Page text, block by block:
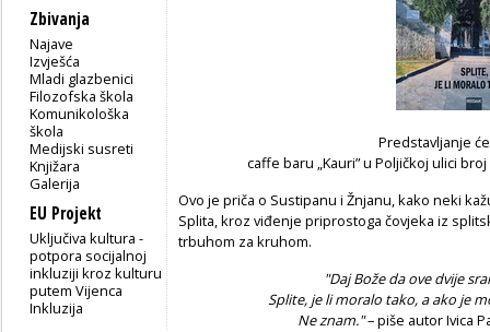
Zbivanja
Najave
Izvješća
Mladi glazbenici
Filozofska škola
Komunikološka
škola
Medijski susreti
Knjižara
Galerija
EU Projekt
Uključiva kultura -
potpora socijalnoj
inkluziji kroz kulturu
putem Vijenca
Inkluzija
Predstavljanje
caffe baru „Kauri” u Poljičkoj ulici
Ovo je priča o Sustipanu i Žnjanu, kako neki
Splita, kroz viđenje priprostoga čovjeka iz
trbuhom za kruhom.
"Daj Bože da ove dvije
Splite, je li moralo tako, a ako je
Ne znam."– piše autor Ivica